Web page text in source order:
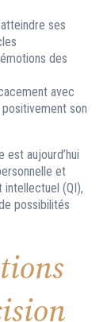
ses
des
avec
son
est aujourd’hui
et
(QI),
possibilités